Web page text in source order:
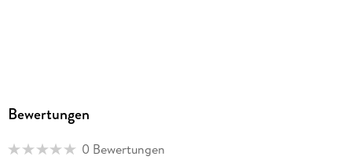
Bewertungen
0 Bewertungen